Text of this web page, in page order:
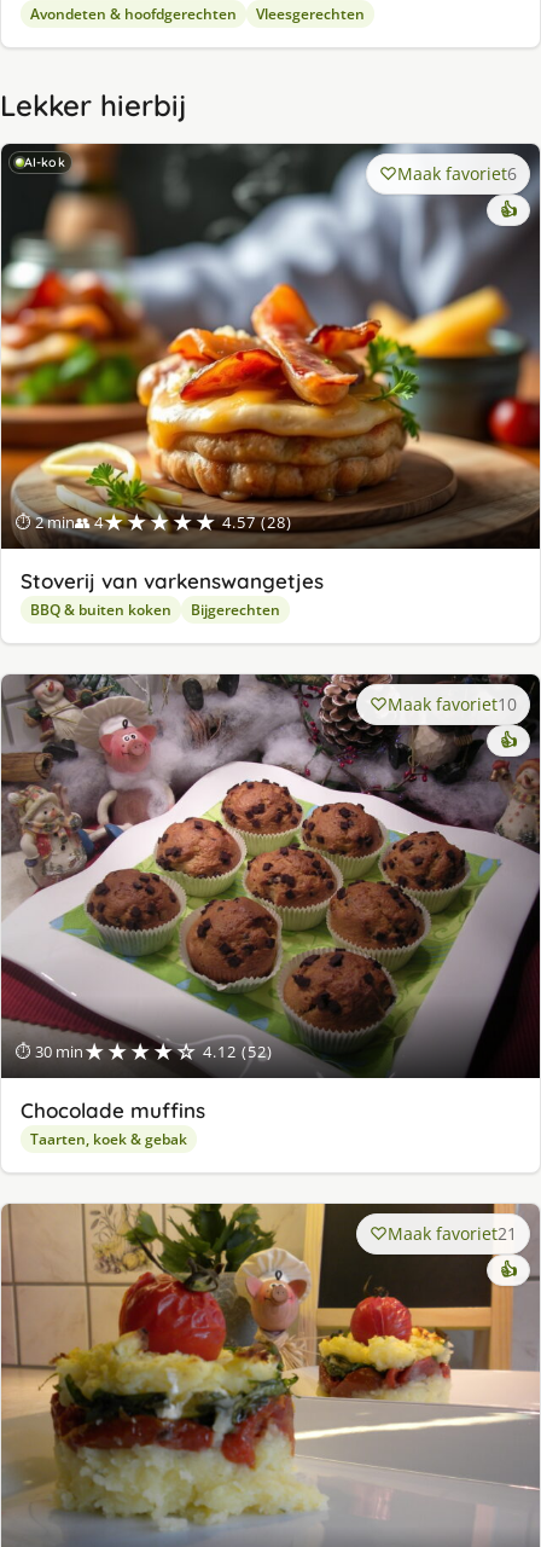
Avondeten & hoofdgerechten Vleesgerechten
Lekker hierbij
AI-kok
⏱ 2 min👥 4★★★★★ 4.57 (28)
Maak favoriet6
👍
Stoverij van varkenswangetjes
BBQ & buiten koken Bijgerechten
⏱ 30 min★★★★☆ 4.12 (52)
Maak favoriet10
👍
Chocolade muffins
Taarten, koek & gebak
Maak favoriet21
👍